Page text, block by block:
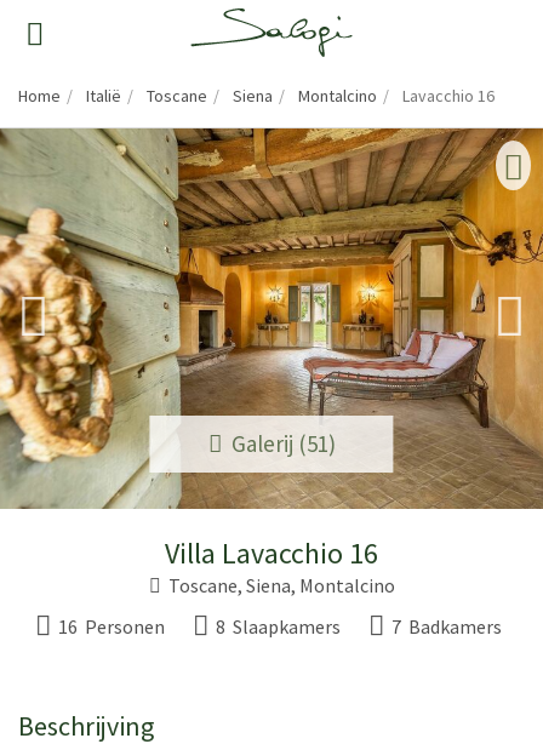
Home Italië Toscane Siena Montalcino Lavacchio 16
Galerij (51)
Villa Lavacchio 16
Toscane, Siena, Montalcino
16 Personen
8 Slaapkamers 7 Badkamers
Beschrijving